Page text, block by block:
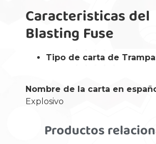
Caracteristicas del
Blasting Fuse
Tipo de carta de
Nombre de la carta en
Explosivo
Productos